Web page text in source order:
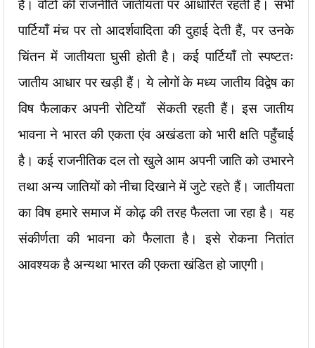
है। वोटों की राजनीति जातीयता पर आधारित रहती है। सभी
पार्टियाँ मंच पर तो आदर्शवादिता की दुहाई देती हैं, पर उनके
चिंतन में जातीयता घुसी होती है। कई पार्टियाँ तो स्पष्टतः
जातीय आधार पर खड़ी हैं। ये लोगों के मध्य जातीय विद्वेष का
विष फैलाकर अपनी रोटियाँ सेंकती रहती हैं। इस जातीय
भावना ने भारत की एकता एंव अखंडता को भारी क्षति पहुँचाई
है। कई राजनीतिक दल तो खुले आम अपनी जाति को उभारने
तथा अन्य जातियों को नीचा दिखाने में जुटे रहते हैं। जातीयता
का विष हमारे समाज में कोढ़ की तरह फैलता जा रहा है। यह
संकीर्णता की भावना को फैलाता है। इसे रोकना नितांत
आवश्यक है अन्यथा भारत की एकता खंडित हो जाएगी।